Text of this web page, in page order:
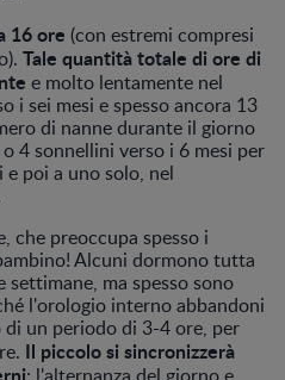
16 ore (con estremi compresi
Tale quantità totale di ore di
e molto lentamente nel
i sei mesi e spesso ancora 13
di nanne durante il giorno
4 sonnellini verso i 6 mesi per
e poi a uno solo, nel
che preoccupa spesso i
Alcuni dormono tutta
ma spesso sono
l'orologio interno abbandoni
un periodo di 3-4 ore, per
Il piccolo si sincronizzerà